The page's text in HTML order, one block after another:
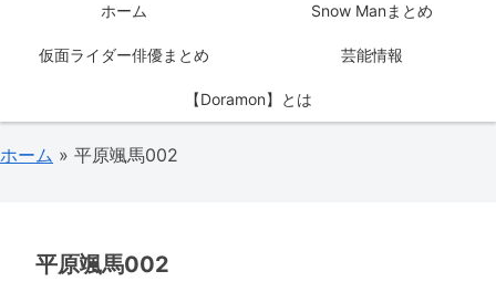
ホーム Snow Manまとめ
仮面ライダー俳優まとめ 芸能情報
【Doramon】とは
ホーム » 平原颯馬002
平原颯馬002